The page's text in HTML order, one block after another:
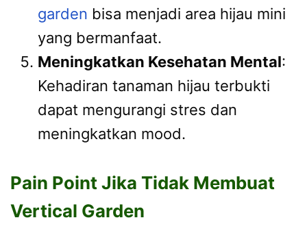
garden bisa menjadi area hijau mini
yang bermanfaat.
Meningkatkan Kesehatan Mental:
Kehadiran tanaman hijau terbukti
dapat mengurangi stres dan
meningkatkan mood.
Pain Point Jika Tidak Membuat
Vertical Garden